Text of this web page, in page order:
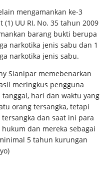
mengamankan ke-3
(1) UU RI, No. 35 tahun 2009
barang bukti berupa
narkotika jenis sabu dan 1
narkotika jenis sabu.
Sianipar memebenarkan
meringkus pengguna
hari dan waktu yang
orang tersangka, tetapi
dan saat ini para
dan mereka sebagai
5 tahun kurungan